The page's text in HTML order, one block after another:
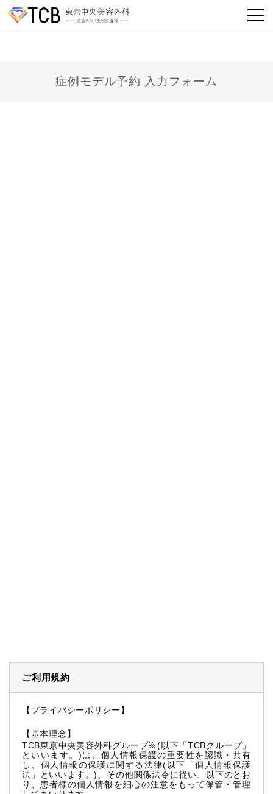
症例モデル予約 入力フォーム
ご利用規約
【プライバシーポリシー】
【基本理念】
TCB東京中央美容外科グループ※(以下「TCBグループ」
といいます。)は、個人情報保護の重要性を認識・共有
し、個人情報の保護に関する法律(以下「個人情報保護
法」といいます。)、その他関係法令に従い、以下のとお
り、患者様の個人情報を細心の注意をもって保管・管理